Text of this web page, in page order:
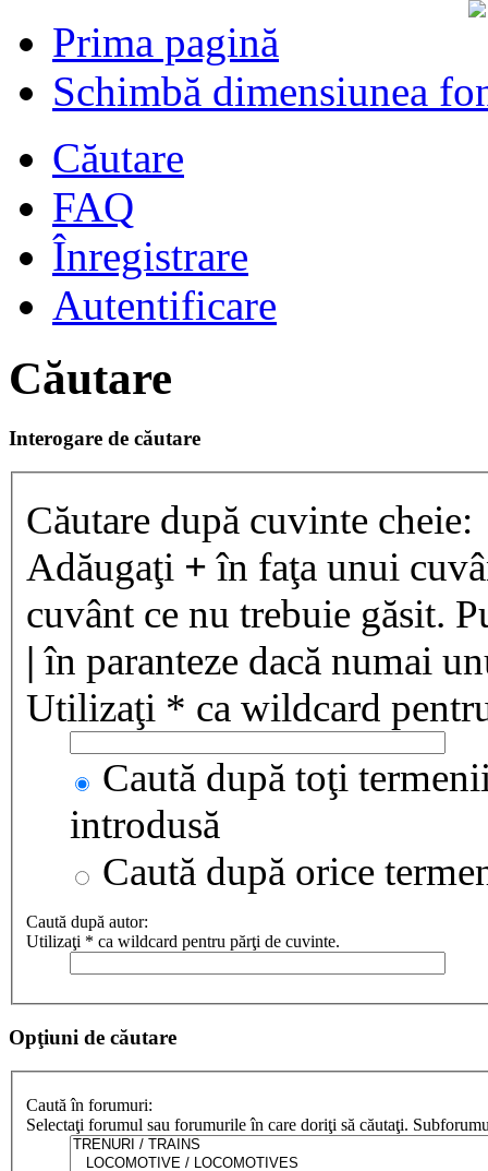
Prima pagină
Schimbă dimensiunea
Căutare
FAQ
Înregistrare
Autentificare
Căutare
Interogare de căutare
Căutare după cuvinte cheie:
Adăugaţi + în faţa unui
cuvânt ce nu trebuie găsit.
| în paranteze dacă numai
Utilizaţi * ca wildcard
Caută după toţi
introdusă
Caută după orice
Caută după autor:
Utilizaţi * ca wildcard pentru părţi de cuvinte.
Opţiuni de căutare
Caută în forumuri:
Selectaţi forumul sau forumurile în care doriţi să căutaţi.